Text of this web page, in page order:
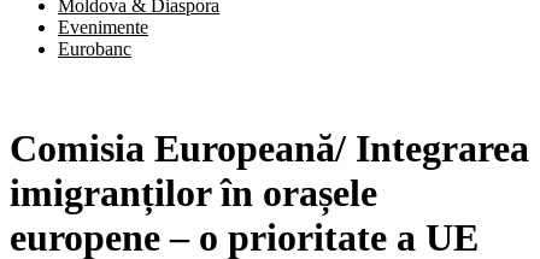
Moldova & Diaspora
Evenimente
Eurobanc
Comisia Europeană/ Integrarea
imigranților în orașele
europene – o prioritate a UE